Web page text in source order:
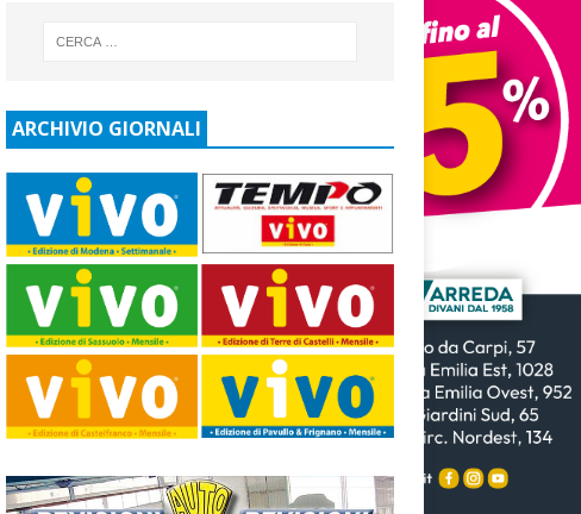
ARCHIVIO GIORNALI